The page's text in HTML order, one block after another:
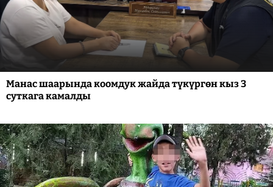
Манас шаарында коомдук жайда түкүргөн кыз 3
суткага камалды